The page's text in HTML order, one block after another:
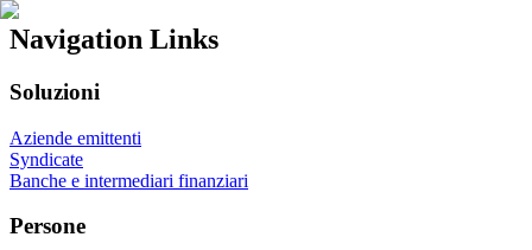
Navigation Links
Soluzioni
Aziende emittenti
Syndicate
Banche e intermediari finanziari
Persone